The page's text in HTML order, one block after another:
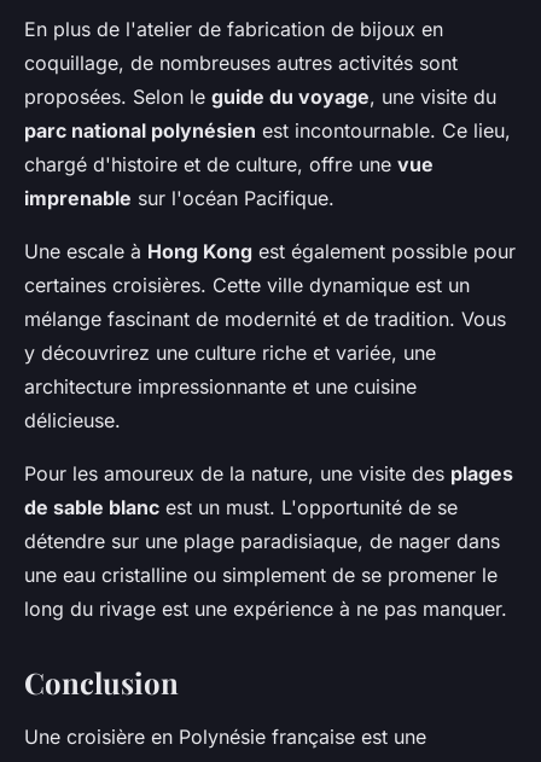
En plus de l'atelier de fabrication de bijoux en
coquillage, de nombreuses autres activités sont
proposées. Selon le guide du voyage, une visite du
parc national polynésien est incontournable. Ce lieu,
chargé d'histoire et de culture, offre une vue
imprenable sur l'océan Pacifique.
Une escale à Hong Kong est également possible pour
certaines croisières. Cette ville dynamique est un
mélange fascinant de modernité et de tradition. Vous
y découvrirez une culture riche et variée, une
architecture impressionnante et une cuisine
délicieuse.
Pour les amoureux de la nature, une visite des plages
de sable blanc est un must. L'opportunité de se
détendre sur une plage paradisiaque, de nager dans
une eau cristalline ou simplement de se promener le
long du rivage est une expérience à ne pas manquer.
Conclusion
Une croisière en Polynésie française est une